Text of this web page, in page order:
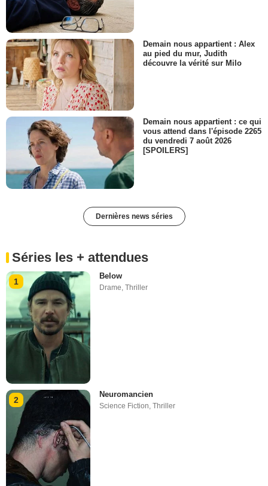
Demain nous appartient : Alex
au pied du mur, Judith
découvre la vérité sur Milo
Demain nous appartient : ce qui
vous attend dans l'épisode 2265
du vendredi 7 août 2026
[SPOILERS]
Dernières news séries
Séries les + attendues
1
Below
Drame ,Thriller
2
Neuromancien
Science Fiction,Thriller